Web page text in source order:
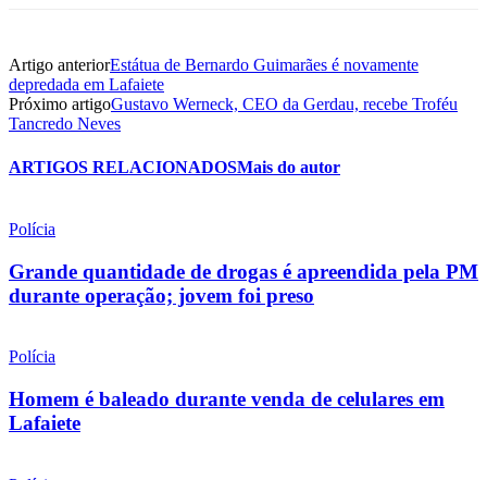
Artigo anteriorEstátua de Bernardo Guimarães é novamente
depredada em Lafaiete
Próximo artigoGustavo Werneck, CEO da Gerdau, recebe Troféu
Tancredo Neves
ARTIGOS RELACIONADOSMais do autor
Polícia
Grande quantidade de drogas é apreendida pela PM
durante operação; jovem foi preso
Polícia
Homem é baleado durante venda de celulares em
Lafaiete